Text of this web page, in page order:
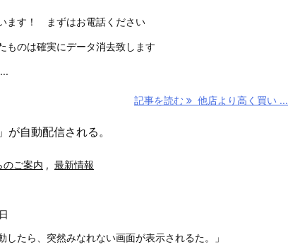
ます！ まずはお電話ください
ものは確実にデータ消去致します
記事を読む 他店より高く買い ...
自動配信される。
のご案内 , 最新情報
したら、突然みなれない画面が表示されるた。」